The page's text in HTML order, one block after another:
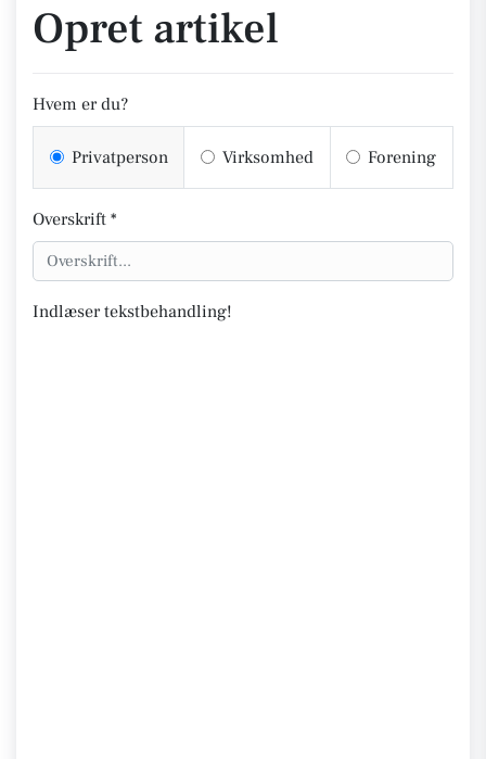
Opret artikel
Hvem er du?
Privatperson Virksomhed Forening
Overskrift *
Indlæser tekstbehandling!